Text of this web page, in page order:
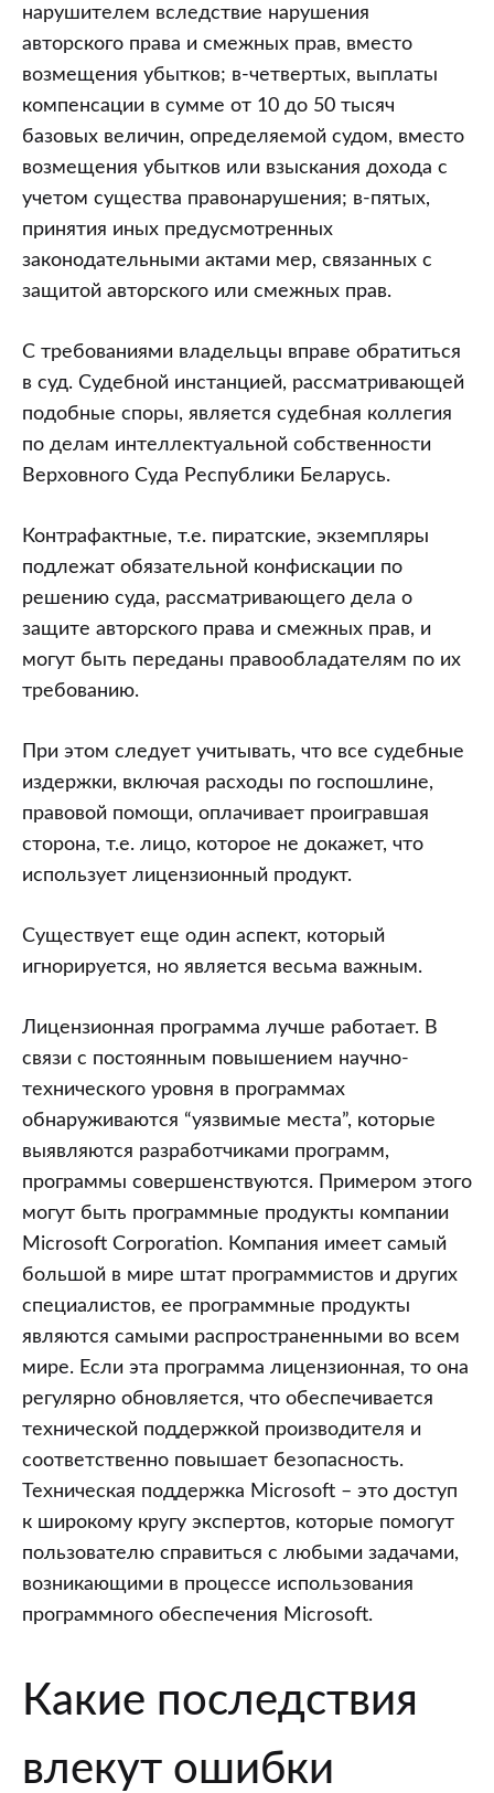
нарушителем вследствие нарушения
авторского права и смежных прав, вместо
возмещения убытков; в-четвертых, выплаты
компенсации в сумме от 10 до 50 тысяч
базовых величин, определяемой судом, вместо
возмещения убытков или взыскания дохода с
учетом существа правонарушения; в-пятых,
принятия иных предусмотренных
законодательными актами мер, связанных с
защитой авторского или смежных прав.
С требованиями владельцы вправе обратиться
в суд. Судебной инстанцией, рассматривающей
подобные споры, является судебная коллегия
по делам интеллектуальной собственности
Верховного Суда Республики Беларусь.
Контрафактные, т.е. пиратские, экземпляры
подлежат обязательной конфискации по
решению суда, рассматривающего дела о
защите авторского права и смежных прав, и
могут быть переданы правообладателям по их
требованию.
При этом следует учитывать, что все судебные
издержки, включая расходы по госпошлине,
правовой помощи, оплачивает проигравшая
сторона, т.е. лицо, которое не докажет, что
использует лицензионный продукт.
Существует еще один аспект, который
игнорируется, но является весьма важным.
Лицензионная программа лучше работает. В
связи с постоянным повышением научно-
технического уровня в программах
обнаруживаются “уязвимые места”, которые
выявляются разработчиками программ,
программы совершенствуются. Примером этого
могут быть программные продукты компании
Microsoft Corporation. Компания имеет самый
большой в мире штат программистов и других
специалистов, ее программные продукты
являются самыми распространенными во всем
мире. Если эта программа лицензионная, то она
регулярно обновляется, что обеспечивается
технической поддержкой производителя и
соответственно повышает безопасность.
Техническая поддержка Microsoft – это доступ
к широкому кругу экспертов, которые помогут
пользователю справиться с любыми задачами,
возникающими в процессе использования
программного обеспечения Microsoft.
Какие последствия
влекут ошибки